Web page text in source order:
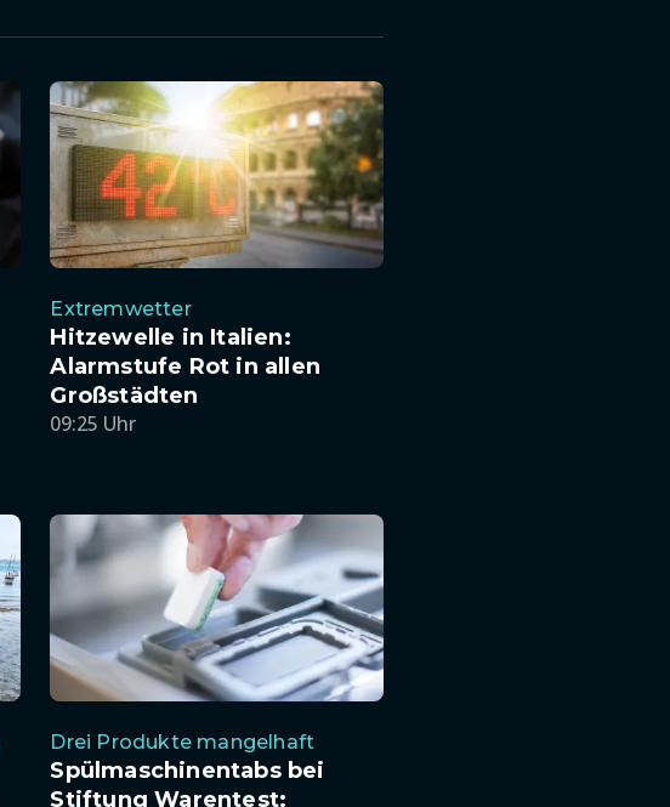
Extremwetter
Hitzewelle in Italien:
Alarmstufe Rot in allen
Großstädten
09:25 Uhr
Drei Produkte mangelhaft
Spülmaschinentabs bei
Stiftung Warentest: